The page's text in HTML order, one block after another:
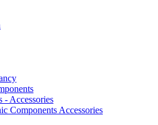
- Accessories
Components Accessories